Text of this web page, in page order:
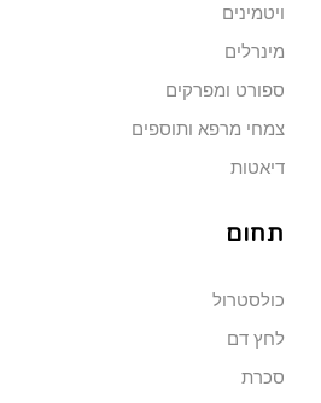
ויטמינים
מינרלים
ספורט ומפרקים
צמחי מרפא ותוספים
דיאטות
תחום
כולסטרול
לחץ דם
סכרת